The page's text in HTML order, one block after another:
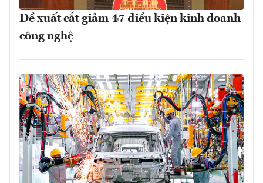
Đề xuất cắt giảm 47 điều kiện kinh doanh
công nghệ